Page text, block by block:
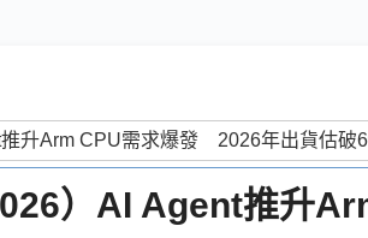
）AI Agent推升